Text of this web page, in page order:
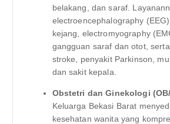
belakang, dan saraf.
electroencephalography
kejang, electromyography
gangguan saraf dan otot,
stroke, penyakit Parkinson,
dan sakit kepala.
Obstetri dan Ginekologi
Keluarga Bekasi Barat
kesehatan wanita yang